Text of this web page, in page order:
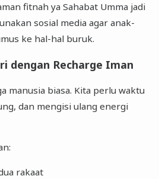
fitnah ya Sahabat Umma jadi
sosial media agar anak-
ke hal-hal buruk.
dengan Recharge Iman
manusia biasa. Kita perlu waktu
dan mengisi ulang energi
rakaat